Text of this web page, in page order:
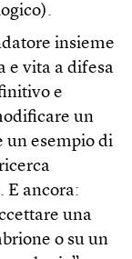
insieme
e vita a difesa
e
un
un esempio di
E ancora:
una
o su un